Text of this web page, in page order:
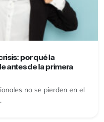
por qué la
antes de la primera
no se pierden en el